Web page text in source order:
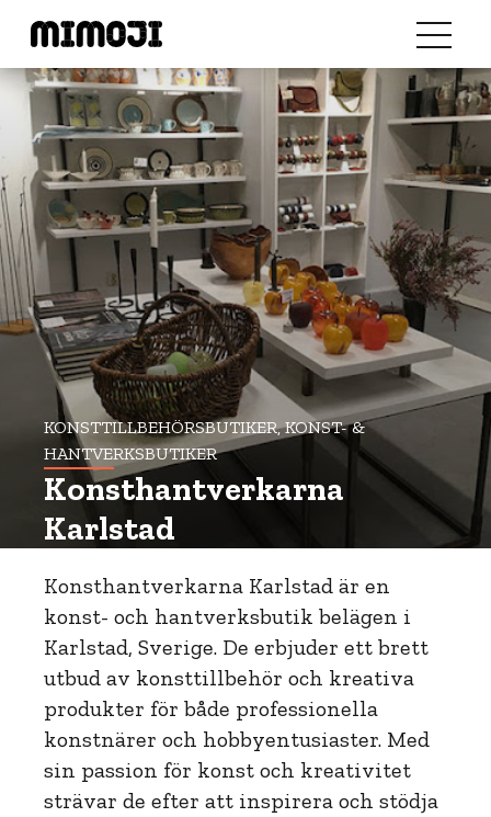
KONSTTILLBEHÖRSBUTIKER, KONST- &
HANTVERKSBUTIKER
Konsthantverkarna
Karlstad
Konsthantverkarna Karlstad är en
konst- och hantverksbutik belägen i
Karlstad, Sverige. De erbjuder ett brett
utbud av konsttillbehör och kreativa
produkter för både professionella
konstnärer och hobbyentusiaster. Med
sin passion för konst och kreativitet
strävar de efter att inspirera och stödja